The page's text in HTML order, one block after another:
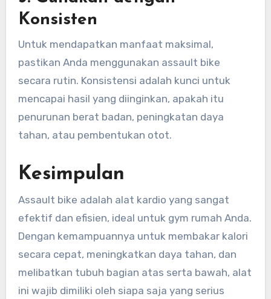
Konsisten
Untuk mendapatkan manfaat maksimal,
pastikan Anda menggunakan assault bike
secara rutin. Konsistensi adalah kunci untuk
mencapai hasil yang diinginkan, apakah itu
penurunan berat badan, peningkatan daya
tahan, atau pembentukan otot.
Kesimpulan
Assault bike adalah alat kardio yang sangat
efektif dan efisien, ideal untuk gym rumah Anda.
Dengan kemampuannya untuk membakar kalori
secara cepat, meningkatkan daya tahan, dan
melibatkan tubuh bagian atas serta bawah, alat
ini wajib dimiliki oleh siapa saja yang serius